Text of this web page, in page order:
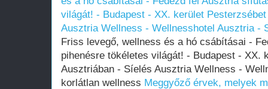
világát! - Budapest - XX. kerület
Ausztria Wellness - Wellnesshotel Ausztria -
Friss levegő, wellness és a hó csábításai -
pihenésre tökéletes világát! - Budapest - XX.
Ausztriában - Síelés Ausztria Wellness -
korlátlan wellness Meggyőző érvek, melyek